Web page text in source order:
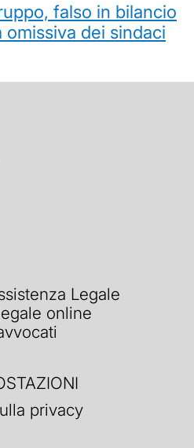
falso in bilancio
omissiva dei sindaci
Legale
online
privacy